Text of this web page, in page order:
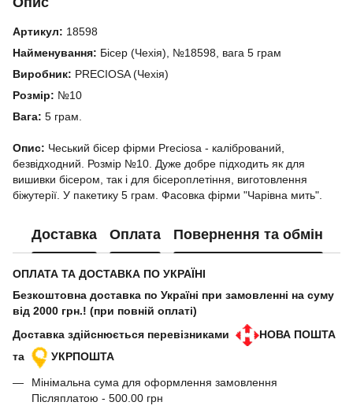
Артикул: 18598
Найменування: Бісер (Чехія), №18598, вага 5 грам
Виробник: PRECIOSA (Чехія)
Розмір: №10
Вага: 5 грам.
Опис: Чеський бісер фірми Preciosa - калібрований,
безвідходний. Розмір №10. Дуже добре підходить як для
вишивки бісером, так і для бісероплетіння, виготовлення
біжутерії. У пакетику 5 грам. Фасовка фірми "Чарівна мить".
Доставка Оплата Повернення та обмін
ОПЛАТА ТА ДОСТАВКА ПО УКРАЇНІ
Безкоштовна доставка по Україні при замовленні на суму
від 2000 грн.! (при повній оплаті)
Доставка здійснюється перевізниками
НОВА ПОШТА
та
УКРПОШТА
Мінімальна сума для оформлення замовлення
Післяплатою - 500.00 грн